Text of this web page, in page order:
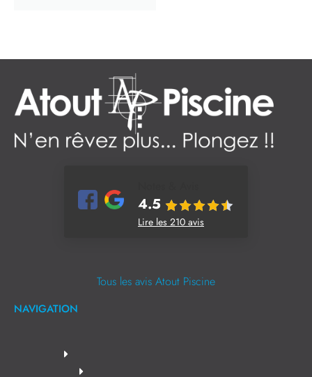
4.5
Lire les 210 avis
Tous les avis Atout Piscine
NAVIGATION